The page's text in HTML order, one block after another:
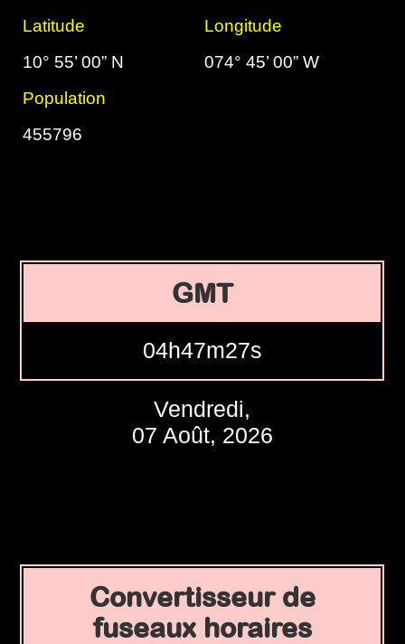
Latitude
Longitude
10° 55’ 00” N
074° 45’ 00” W
Population
455796
GMT
04h47m28s
Vendredi,
07 Août, 2026
Convertisseur de
fuseaux horaires